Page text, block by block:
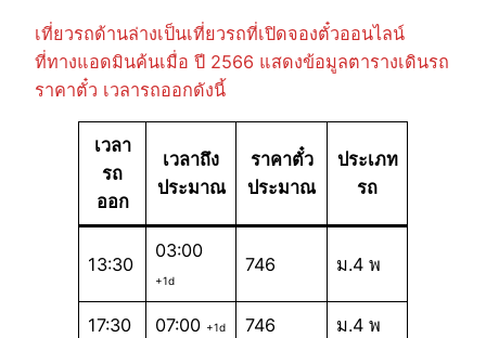
เที่ยวรถด้านล่างเป็นเที่ยวรถที่เปิดจองตั๋วออนไลน์
ที่ทางแอดมินค้นเมื่อ ปี 2566 แสดงข้อมูลตารางเดินรถ
ราคาตั๋ว เวลารถออกดังนี้
เวลา
รถ
ออก
เวลาถึง
ประมาณ
ราคาตั๋ว
ประมาณ
ประเภท
รถ
13:30
03:00
+1d
746 ม.4 พ
17:30 07:00 +1d 746 ม.4 พ